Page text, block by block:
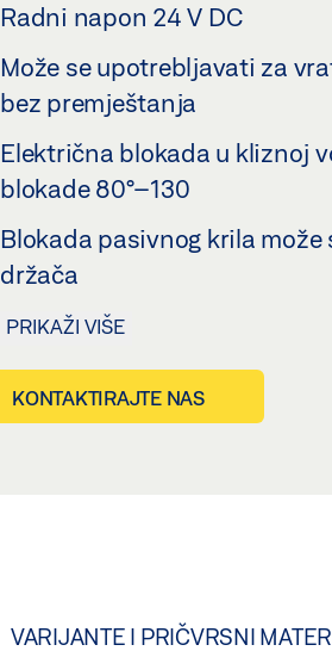
Radni napon 24 V DC
Može se upotrebljavati za
bez premještanja
Električna blokada u kliznoj
blokade 80°–130
Blokada pasivnog krila
držača
PRIKAŽI VIŠE
KONTAKTIRAJTE NAS
VARIJANTE I PRIČVRSNI